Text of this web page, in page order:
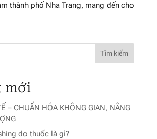
thành phố Nha Trang, mang đến cho
Tìm kiếm
mới
– CHUẨN HÓA KHÔNG GIAN, NÂNG
do thuốc là gì?